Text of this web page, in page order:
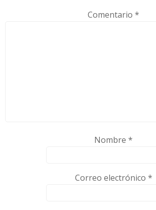
Comentario *
Nombre *
Correo electrónico *